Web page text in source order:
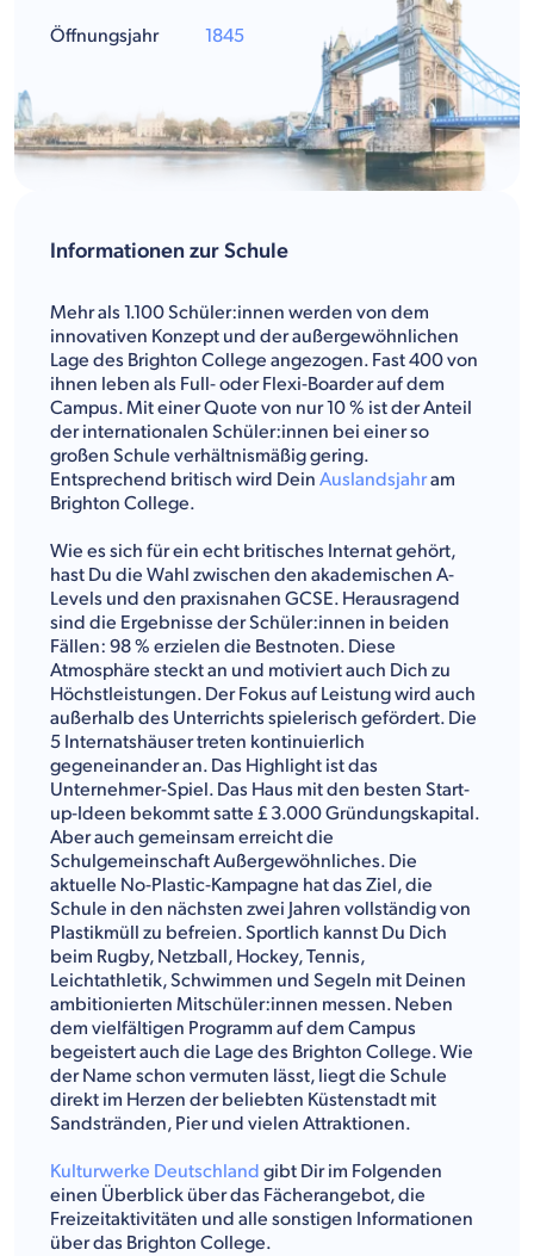
Informationen zur Schule
Mehr als 1.100 Schüler:innen werden von dem
innovativen Konzept und der außergewöhnlichen
Lage des Brighton College angezogen. Fast 400 von
ihnen leben als Full- oder Flexi-Boarder auf dem
Campus. Mit einer Quote von nur 10 % ist der Anteil
der internationalen Schüler:innen bei einer so
großen Schule verhältnismäßig gering.
Entsprechend britisch wird Dein Auslandsjahram
Brighton College.
Wie es sich für ein echt britisches Internat gehört,
hast Du die Wahl zwischen den akademischen A-
Levels und den praxisnahen GCSE. Herausragend
sind die Ergebnisse der Schüler:innen in beiden
Fällen: 98 % erzielen die Bestnoten. Diese
Atmosphäre steckt an und motiviert auch Dich zu
Höchstleistungen. Der Fokus auf Leistung wird auch
außerhalb des Unterrichts spielerisch gefördert. Die
5 Internatshäuser treten kontinuierlich
gegeneinander an. Das Highlight ist das
Unternehmer-Spiel. Das Haus mit den besten Start-
up-Ideen bekommt satte £ 3.000 Gründungskapital.
Aber auch gemeinsam erreicht die
Schulgemeinschaft Außergewöhnliches. Die
aktuelle No-Plastic-Kampagne hat das Ziel, die
Schule in den nächsten zwei Jahren vollständig von
Plastikmüll zu befreien. Sportlich kannst Du Dich
beim Rugby, Netzball, Hockey, Tennis,
Leichtathletik, Schwimmen und Segeln mit Deinen
ambitionierten Mitschüler:innen messen. Neben
dem vielfältigen Programm auf dem Campus
begeistert auch die Lage des Brighton College. Wie
der Name schon vermuten lässt, liegt die Schule
direkt im Herzen der beliebten Küstenstadt mit
Sandstränden, Pier und vielen Attraktionen.
Kulturwerke Deutschland gibt Dir im Folgenden
einen Überblick über das Fächerangebot, die
Freizeitaktivitäten und alle sonstigen Informationen
über das Brighton College.
Öffnungsjahr 1845